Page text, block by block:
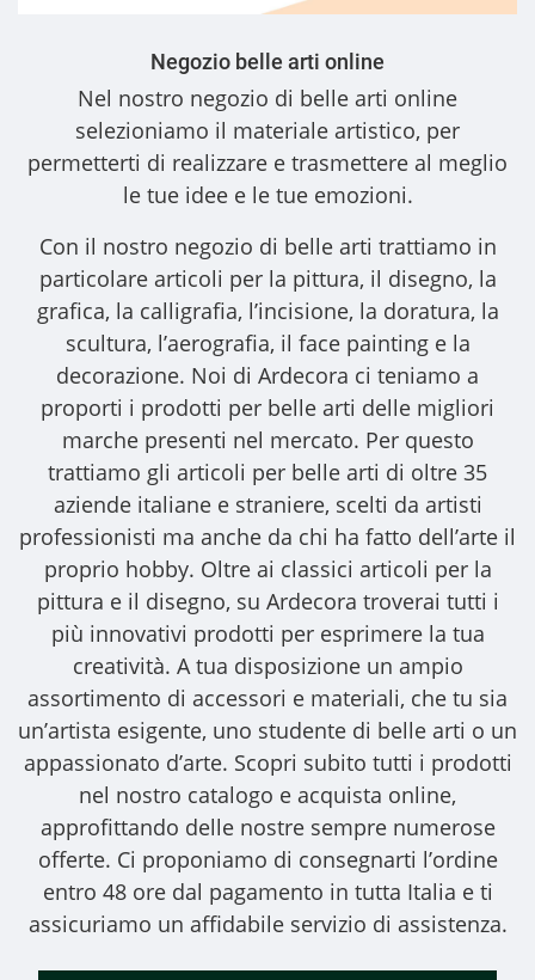
Negozio belle arti online
Nel nostro negozio di belle arti online
selezioniamo il materiale artistico, per
permetterti di realizzare e trasmettere al meglio
le tue idee e le tue emozioni.
Con il nostro negozio di belle arti trattiamo in
particolare articoli per la pittura, il disegno, la
grafica, la calligrafia, l’incisione, la doratura, la
scultura, l’aerografia, il face painting e la
decorazione. Noi di Ardecora ci teniamo a
proporti i prodotti per belle arti delle migliori
marche presenti nel mercato. Per questo
trattiamo gli articoli per belle arti di oltre 35
aziende italiane e straniere, scelti da artisti
professionisti ma anche da chi ha fatto dell’arte il
proprio hobby. Oltre ai classici articoli per la
pittura e il disegno, su Ardecora troverai tutti i
più innovativi prodotti per esprimere la tua
creatività. A tua disposizione un ampio
assortimento di accessori e materiali, che tu sia
un’artista esigente, uno studente di belle arti o un
appassionato d’arte. Scopri subito tutti i prodotti
nel nostro catalogo e acquista online,
approfittando delle nostre sempre numerose
offerte. Ci proponiamo di consegnarti l’ordine
entro 48 ore dal pagamento in tutta Italia e ti
assicuriamo un affidabile servizio di assistenza.